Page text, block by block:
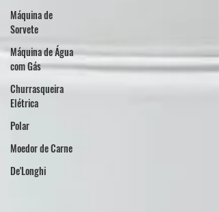
Máquina de
Sorvete
Máquina de Água
com Gás
Churrasqueira
Elétrica
Polar
Moedor de Carne
De'Longhi